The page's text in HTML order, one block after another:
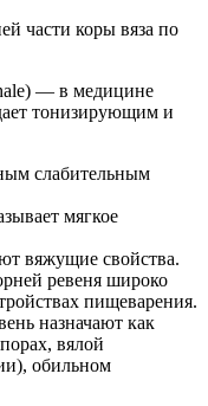
части коры вяза по
— в медицине
тонизирующим и
слабительным
мягкое
вяжущие свойства.
ревеня широко
пищеварения.
назначают как
вялой
обильном